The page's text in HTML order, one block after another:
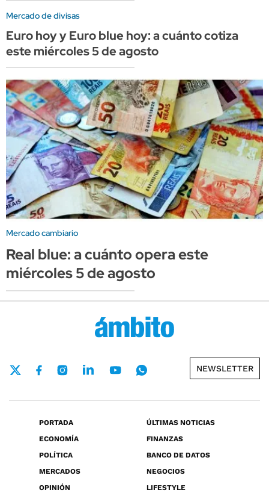
Mercado de divisas
Euro hoy y Euro blue hoy: a cuánto cotiza
este miércoles 5 de agosto
Mercado cambiario
Real blue: a cuánto opera este
miércoles 5 de agosto
NEWSLETTER
PORTADA
ÚLTIMAS NOTICIAS
ECONOMÍA
FINANZAS
POLÍTICA
BANCO DE DATOS
MERCADOS
NEGOCIOS
OPINIÓN
LIFESTYLE